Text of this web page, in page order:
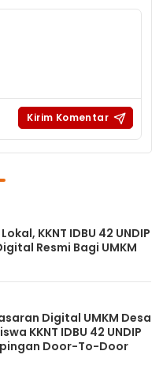
KKNT IDBU 42 UNDIP
Resmi Bagi UMKM
Digital UMKM Desa
KKNT IDBU 42 UNDIP
Door-To-Door